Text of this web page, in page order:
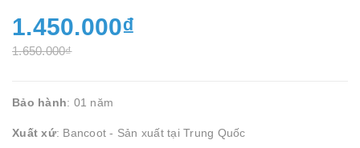
1.450.000₫
1.650.000₫
Bảo hành: 01 năm
Xuất xứ: Bancoot - Sản xuất tại Trung Quốc